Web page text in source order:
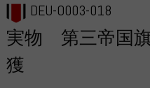
DEU-O003-018
実物 第三帝国
獲